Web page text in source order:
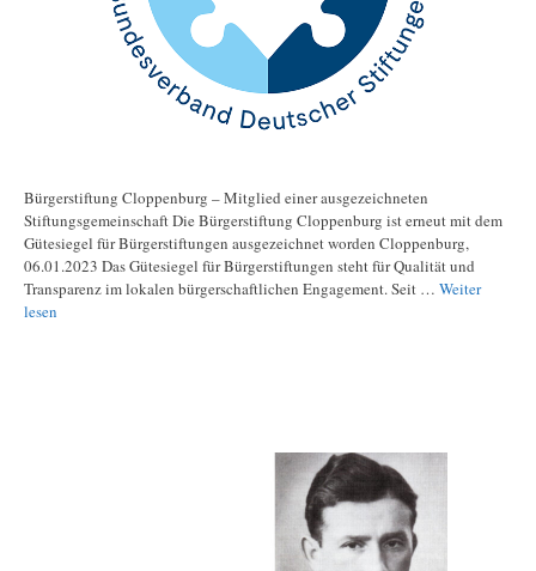
Bürgerstiftung Cloppenburg – Mitglied einer ausgezeichneten
Stiftungsgemeinschaft Die Bürgerstiftung Cloppenburg ist erneut mit dem
Gütesiegel für Bürgerstiftungen ausgezeichnet worden Cloppenburg,
06.01.2023 Das Gütesiegel für Bürgerstiftungen steht für Qualität und
Transparenz im lokalen bürgerschaftlichen Engagement. Seit … Weiter
lesen